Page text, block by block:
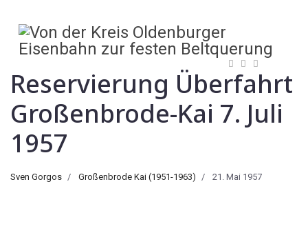
Reservierung Überfahrt
Großenbrode-Kai 7. Juli
1957
Sven Gorgos Großenbrode Kai (1951-1963) 21. Mai 1957